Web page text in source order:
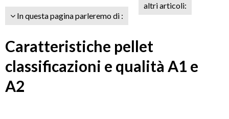
In questa pagina parleremo di :
altri articoli:
Caratteristiche pellet
classificazioni e qualità A1 e
A2